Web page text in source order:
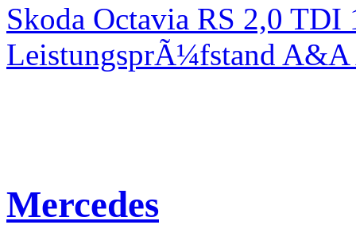
Skoda Octavia RS 2,0
LeistungsprÃ¼fstand
Mercedes